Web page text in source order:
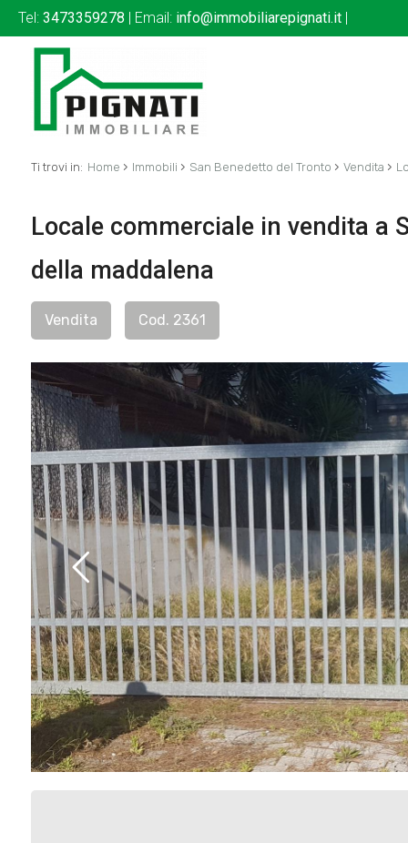
Tel: 3473359278 | Email: info@immobiliarepignati.it |
Ti trovi in: Home › Immobili › San Benedetto del Tronto › Vendita ›
Locale commerciale in vendita a
della maddalena
Vendita Cod. 2361